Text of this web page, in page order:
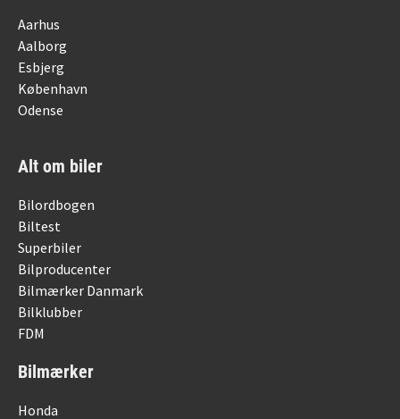
Aarhus
Aalborg
Esbjerg
København
Odense
Alt om biler
Bilordbogen
Biltest
Superbiler
Bilproducenter
Bilmærker Danmark
Bilklubber
FDM
Bilmærker
Honda